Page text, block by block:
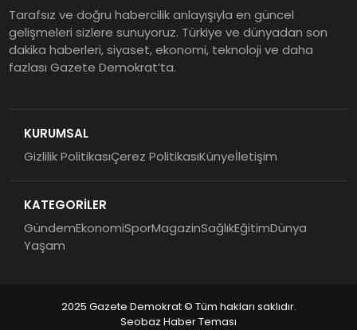
Tarafsız ve doğru habercilik anlayışıyla en güncel
gelişmeleri sizlere sunuyoruz. Türkiye ve dünyadan son
dakika haberleri, siyaset, ekonomi, teknoloji ve daha
fazlası Gazete Demokrat’ta.
KURUMSAL
Gizlilik PolitikasıÇerez PolitikasıKünyeİletişim
KATEGORİLER
GündemEkonomiSporMagazinSağlıkEğitimDünya
Yaşam
2025 Gazete Demokrat © Tüm hakları saklıdır.
Seobaz Haber Teması